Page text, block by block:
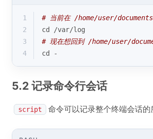
1
# 当前在 /home/user/documents
2
cd /var/log
3
# 现在想回到 /home/user/
4
cd -
5.2 记录命令行会话
script 命令可以记录整个终端会话